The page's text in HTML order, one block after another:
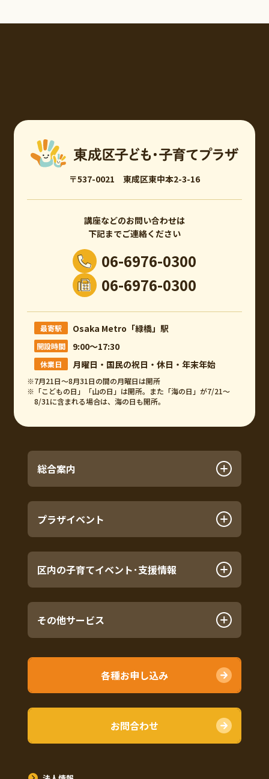
〒537-0021 東成区東中本2-3-16
講座などのお問い合わせは
下記までご連絡ください
06-6976-0300
06-6976-0300
最寄駅 Osaka Metro「緑橋」駅
開設時間 9:00～17:30
休業日 月曜日・国民の祝日・休日・年末年始
※7月21日～8月31日の間の月曜日は開所
※「こどもの日」「山の日」は開所。また「海の日」が7/21～
8/31に含まれる場合は、海の日も開所。
総合案内
プラザイベント
区内の子育てイベント･支援情報
その他サービス
各種お申し込み
お問合わせ